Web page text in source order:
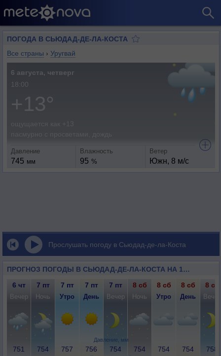
ПОГОДА В СЬЮДАД-ДЕ-ЛА-КОСТА
Все страны › Уругвай
6 августа, четверг
18:00
+13°
Давление
745 мм
Влажность
95 %
Ветер
Южн, 8 м/с
Прослушать погоду в Сьюдад-де-ла-Коста
ПРОГНОЗ ПОГОДЫ В СЬЮДАД-ДЕ-ЛА-КОСТА НА 14 ДНЕЙ
Давление, мм
6 чт 7 пт 7 пт 7 пт 7 пт 8 сб 8 сб 8 сб 8 сб
Вечер Ночь Утро День Вечер Ночь Утро День Вечер
751 754 757 756 754 754 754 754 758